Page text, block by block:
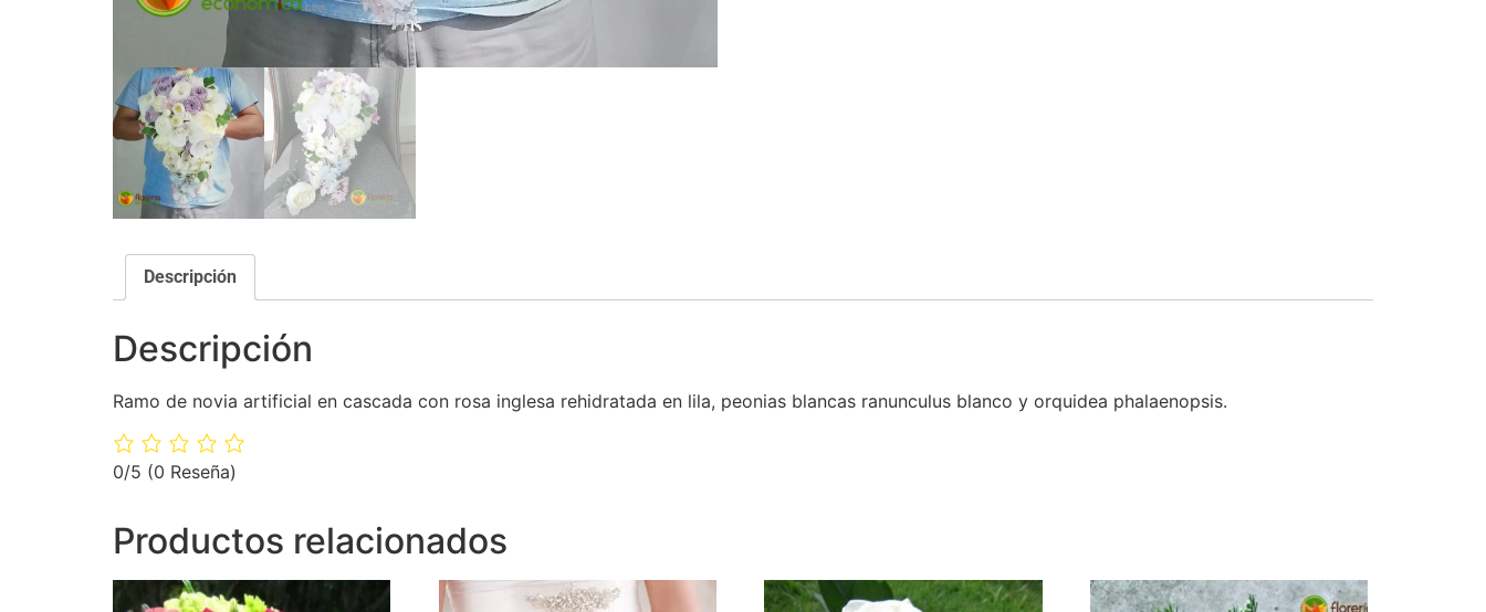
Descripción
Descripción
Ramo de novia artificial en cascada con rosa inglesa rehidratada en lila, peonias blancas ranunculus blanco y orquidea phalaenopsis.
0/5 (0 Reseña)
Productos relacionados